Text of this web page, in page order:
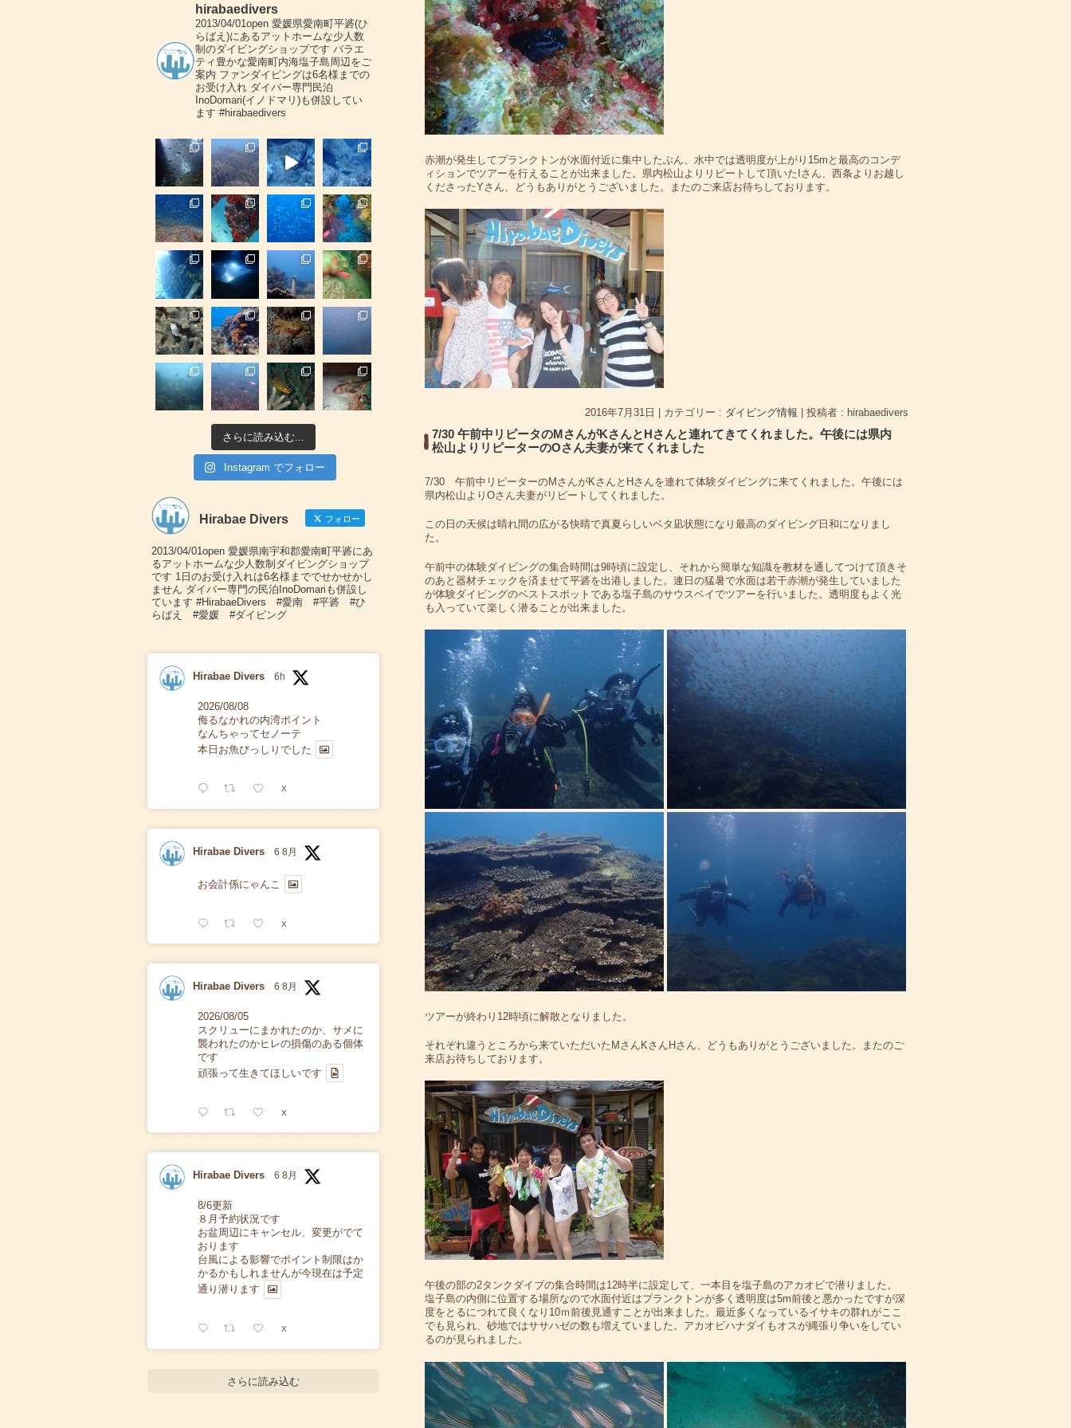
赤潮が発生してプランクトンが水面付近に集中したぶん、水中では透明度が上がり15mと最高のコンデ
ィションでツアーを行えることが出来ました。県内松山よりリピートして頂いたIさん、西条よりお越し
くださったYさん、どうもありがとうございました。またのご来店お待ちしております。
2016年7月31日 カテゴリー : ダイビング情報 投稿者 : hirabaedivers
7/30 午前中リピータのMさんがKさんとHさんと連れてきてくれました。午後には県内
松山よりリピーターのOさん夫妻が来てくれました
7/30 午前中リピーターのMさんがKさんとHさんを連れて体験ダイビングに来てくれました。午後には
県内松山よりOさん夫妻がリピートしてくれました。
この日の天候は晴れ間の広がる快晴で真夏らしいベタ凪状態になり最高のダイビング日和になりまし
た。
午前中の体験ダイビングの集合時間は9時頃に設定し、それから簡単な知識を教材を通してつけて頂きそ
のあと器材チェックを済ませて平碆を出港しました。連日の猛暑で水面は若干赤潮が発生していました
が体験ダイビングのベストスポットである塩子島のサウスベイでツアーを行いました。透明度もよく光
も入っていて楽しく潜ることが出来ました。
ツアーが終わり12時頃に解散となりました。
それぞれ違うところから来ていただいたMさんKさんHさん、どうもありがとうございました。またのご
来店お待ちしております。
午後の部の2タンクダイブの集合時間は12時半に設定して、一本目を塩子島のアカオビで潜りました。
塩子島の内側に位置する場所なので水面付近はプランクトンが多く透明度は5m前後と悪かったですが深
度をとるにつれて良くなり10ｍ前後見通すことが出来ました。最近多くなっているイサキの群れがここ
でも見られ、砂地ではササハゼの数も増えていました。アカオビハナダイもオスが縄張り争いをしてい
るのが見られました。
hirabaedivers
2013/04/01open愛媛県愛南町平碆(ひ
らばえ)にあるアットホームな少人数
制のダイビングショップです バラエ
ティ豊かな愛南町内海塩子島周辺をご
案内 ファンダイビングは6名様までの
お受け入れダイバー専門民泊
InoDomari(イノドマリ)も併設してい
ます #hirabaedivers
さらに読み込む...
Instagram でフォロー
Hirabae Divers フォロー
2013/04/01open 愛媛県南宇和郡愛南町平碆にあ
るアットホームな少人数制ダイビングショップ
です 1日のお受け入れは6名様まででせかせかし
ません ダイバー専門の民泊InoDomariも併設し
ています #HirabaeDivers #愛南 #平碆 #ひ
らばえ #愛媛 #ダイビング
Hirabae Divers 6h
2026/08/08
侮るなかれの内湾ポイント
なんちゃってセノーテ
本日お魚びっしりでした
X
Hirabae Divers 6 8月
お会計係にゃんこ
X
Hirabae Divers 6 8月
2026/08/05
スクリューにまかれたのか、サメに
襲われたのかヒレの損傷のある個体
です
頑張って生きてほしいです
X
Hirabae Divers 6 8月
8/6更新
８月予約状況です
お盆周辺にキャンセル、変更がでて
おります
台風による影響でポイント制限はか
かるかもしれませんが今現在は予定
通り潜ります
X
さらに読み込む